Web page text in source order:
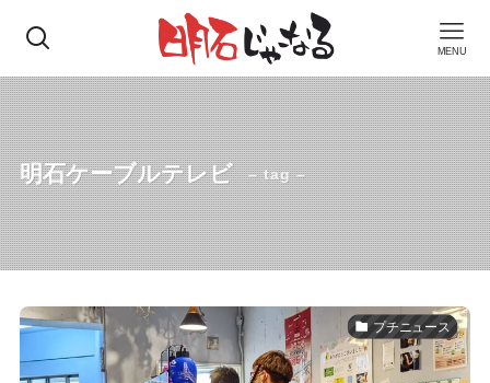
MENU
明石ケーブルテレビ – tag –
プチニュース